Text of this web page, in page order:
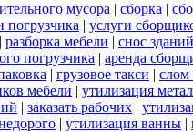
мусора | сборка |
погрузчика | услуги
| разборка мебели | снос зданий
погрузчика | аренда
| грузовое такси | слом
мебели | утилизация
| заказать рабочих |
| утилизация ванны |